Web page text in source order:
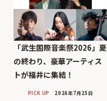
「武生国際音楽祭2026」――夏
の終わり、豪華アーティス
トが福井に集結！
PICK UP 2026年7月25日